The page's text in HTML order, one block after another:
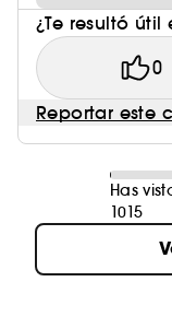
¿Te resultó útil
0
Reportar este
Has
1015